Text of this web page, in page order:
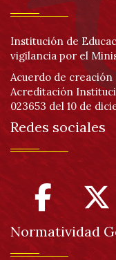
Institución de
vigilancia por el
Acuerdo de creación
Acreditación
023653 del 10 de
Redes sociales
Normatividad